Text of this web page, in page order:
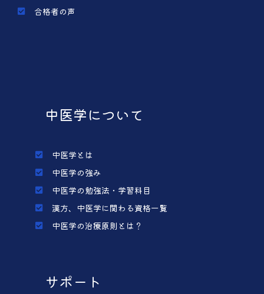
合格者の声
中医学について
中医学とは
中医学の強み
中医学の勉強法・学習科目
漢方、中医学に関わる資格一覧
中医学の治療原則とは？
サポート